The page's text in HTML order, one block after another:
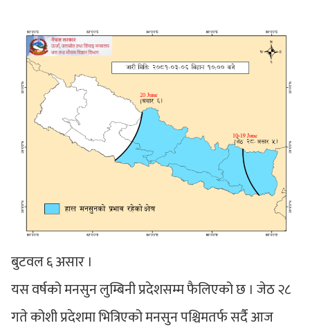
बुटवल ६ असार ।
यस वर्षको मनसुन लुम्बिनी प्रदेशसम्म फैलिएको छ । जेठ २८
गते कोशी प्रदेशमा भित्रिएको मनसुन पश्चिमतर्फ सर्दै आज